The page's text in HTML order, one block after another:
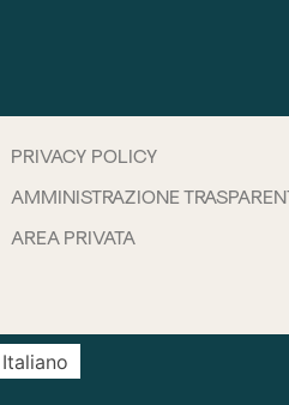
PRIVACY POLICY
AMMINISTRAZIONE
AREA PRIVATA
Italiano